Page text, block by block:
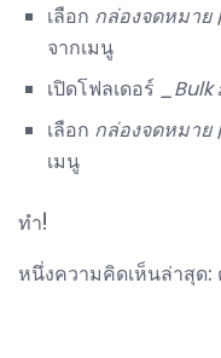
เลือก กล่องจดหมาย |
จากเมนู
เปิดโฟลเดอร์ _Bulk
เลือก กล่องจดหมาย |
เมนู
ทำ!
หนึ่งความคิดเห็นล่าสุด: